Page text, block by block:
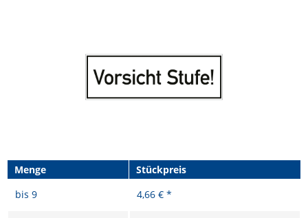
Menge
Stückpreis
bis 9 4,66 € *